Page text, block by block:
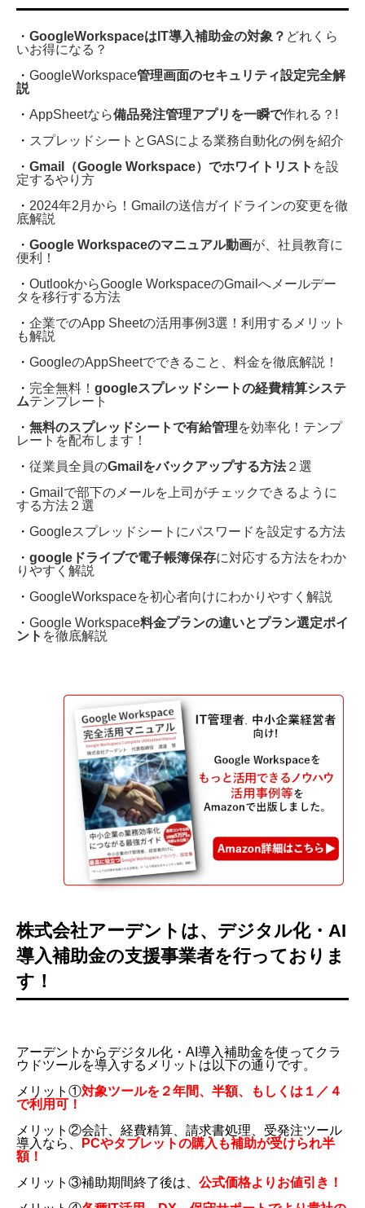
・ GoogleWorkspaceはIT導入補助金の対象？ どれくら
いお得になる？
・ GoogleWorkspace管理画面のセキュリティ設定完全解
説
・ AppSheetなら備品発注管理アプリを一瞬で作れる？!
・ スプレッドシートとGASによる業務自動化の例を紹介
・ Gmail（Google Workspace）でホワイトリスト を設
定するやり方
・ 2024年2月から！Gmailの送信ガイドラインの変更を徹
底解説
・ Google Workspaceのマニュアル動画が、社員教育に
便利！
・ OutlookからGoogle WorkspaceのGmailへメールデー
タを移行する方法
・ 企業でのApp Sheetの活用事例3選！利用するメリット
も解説
・ GoogleのAppSheetでできること、料金を徹底解説！
・ 完全無料！ googleスプレッドシートの経費精算システ
ムテンプレート
・ 無料のスプレッドシートで有給管理を効率化！テンプ
レートを配布します！
・ 従業員全員のGmailをバックアップする方法２選
・ Gmailで部下のメールを上司がチェックできるように
する方法２選
・ Googleスプレッドシートにパスワードを設定する方法
・ googleドライブで電子帳簿保存に対応する方法をわか
りやすく解説
・ GoogleWorkspaceを初心者向けにわかりやすく解説
・ Google Workspace料金プランの違いとプラン選定ポイ
ント を徹底解説
株式会社アーデントは、デジタル化・AI
導入補助金の支援事業者を行っておりま
す！
アーデントからデジタル化・AI導入補助金を使ってクラ
ウドツールを導入するメリットは以下の通りです。
メリット①対象ツールを２年間、半額、もしくは１／４
で利用可！
メリット②会計、経費精算、請求書処理、受発注ツール
導入なら、
PCやタブレットの購入も補助が受けられ半
額！
メリット③補助期間終了後は、 公式価格よりお値引き！